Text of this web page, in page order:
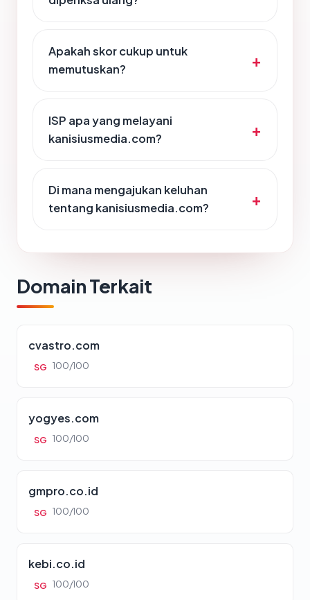
Apakah skor cukup untuk
memutuskan?
ISP apa yang melayani
kanisiusmedia.com?
Di mana mengajukan keluhan
tentang kanisiusmedia.com?
Domain Terkait
cvastro.com
SG 100/100
yogyes.com
SG 100/100
gmpro.co.id
SG 100/100
kebi.co.id
SG 100/100